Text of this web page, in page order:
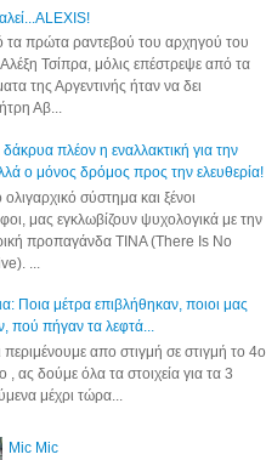
πρώτα ραντεβού του αρχηγού του
Τσίπρα, μόλις επέστρεψε από τα
της Αργεντινής ήταν να δει
Αβ...
δάκρυα πλέον η εναλλακτική για την
ο μόνος δρόμος προς την ελευθερία!
σύστημα και ξένοι
μας εγκλωβίζουν ψυχολογικά με την
προπαγάνδα TINA (There Is No
...
Ποια μέτρα επιβλήθηκαν, ποιοι μας
πού πήγαν τα λεφτά...
περιμένουμε απο στιγμή σε στιγμή το 4ο
, ας δούμε όλα τα στοιχεία για τα 3
μέχρι τώρα...
Mic Mic